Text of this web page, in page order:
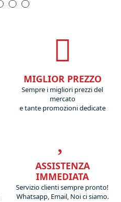
MIGLIOR PREZZO
Sempre i migliori prezzi del
mercato
e tante promozioni dedicate
ASSISTENZA
IMMEDIATA
Servizio clienti sempre pronto!
Whatsapp, Email, Noi ci siamo.